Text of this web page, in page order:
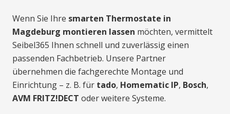
Wenn Sie Ihre smarten Thermostate in
Magdeburg montieren lassen möchten, vermittelt
Seibel365 Ihnen schnell und zuverlässig einen
passenden Fachbetrieb. Unsere Partner
übernehmen die fachgerechte Montage und
Einrichtung – z. B. für tado, Homematic IP, Bosch,
AVM FRITZ!DECT oder weitere Systeme.